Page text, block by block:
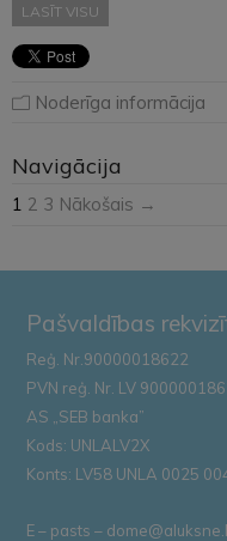
LASĪT VISU
Noderīga informācija
Navigācija
1 2 3 Nākošais →
Pašvaldības
Reģ. Nr.90000018622
PVN reģ. Nr. LV
AS „SEB banka”
Kods: UNLALV2X
Konts: LV58 UNLA 0025
E – pasts –